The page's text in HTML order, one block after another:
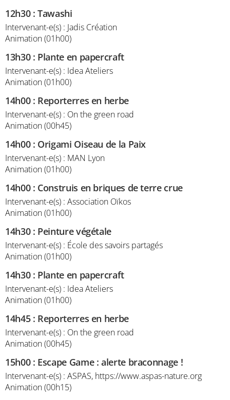
12h30:Tawashi
Intervenant-e(s) : Jadis Création
Animation (01h00)
13h30: Plante en papercraft
Intervenant-e(s) : Idea Ateliers
Animation (01h00)
14h00: Reporterres en herbe
Intervenant-e(s) : On the green road
Animation (00h45)
14h00: Origami Oiseau de la Paix
Intervenant-e(s) : MAN Lyon
Animation (01h00)
14h00: Construis en briques de terre crue
Intervenant-e(s) : Association Oïkos
Animation (01h00)
14h30: Peinture végétale
Intervenant-e(s) : École des savoirs partagés
Animation (01h00)
14h30: Plante en papercraft
Intervenant-e(s) : Idea Ateliers
Animation (01h00)
14h45: Reporterres en herbe
Intervenant-e(s) : On the green road
Animation (00h45)
15h00: Escape Game : alerte braconnage !
Intervenant-e(s) : ASPAS, https://www.aspas-nature.org
Animation (00h15)